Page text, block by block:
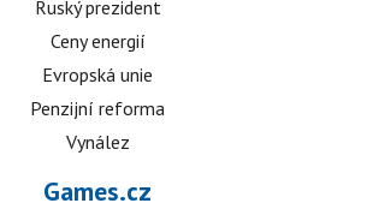
Ruský prezident
Ceny energií
Evropská unie
Penzijní reforma
Vynález
Games.cz